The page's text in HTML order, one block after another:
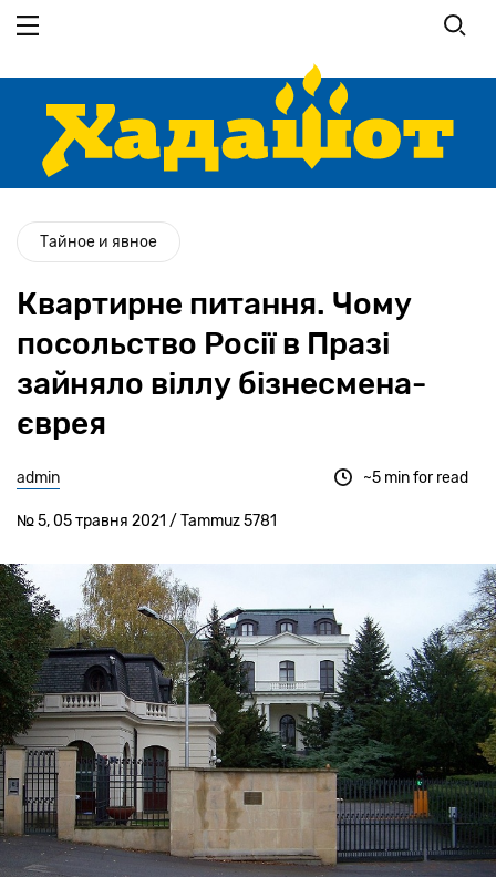
основного
Тайное и явное
Квартирне питання. Чому
посольство Росії в Празі
зайняло віллу бізнесмена-
єврея
admin
№ 5, 05 травня 2021 / Tammuz 5781
~5 min for read